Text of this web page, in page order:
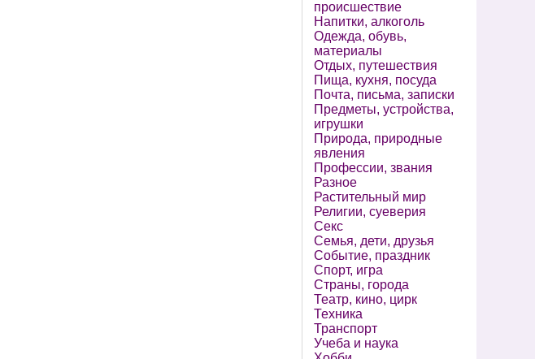
происшествие
Напитки, алкоголь
Одежда, обувь,
материалы
Отдых, путешествия
Пища, кухня, посуда
Почта, письма, записки
Предметы, устройства,
игрушки
Природа, природные
явления
Профессии, звания
Разное
Растительный мир
Религии, суеверия
Секс
Семья, дети, друзья
Событие, праздник
Спорт, игра
Страны, города
Театр, кино, цирк
Техника
Транспорт
Учеба и наука